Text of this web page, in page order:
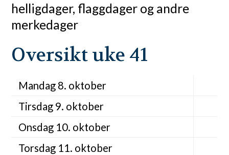
helligdager, flaggdager og andre
merkedager
Oversikt uke 41
Mandag 8. oktober
Tirsdag 9. oktober
Onsdag 10. oktober
Torsdag 11. oktober